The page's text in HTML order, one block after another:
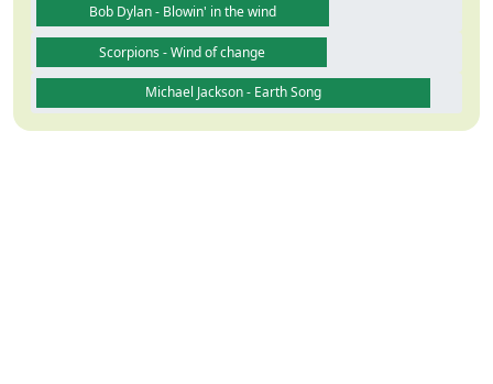
Bob Dylan - Blowin' in the wind
Scorpions - Wind of change
Michael Jackson - Earth Song